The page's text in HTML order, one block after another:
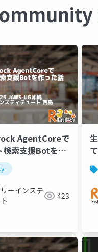
AgentCoreで
検索支援Botを作
ーインステ
423